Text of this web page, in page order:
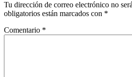
Tu dirección de correo electrónico no
obligatorios están marcados con *
Comentario *